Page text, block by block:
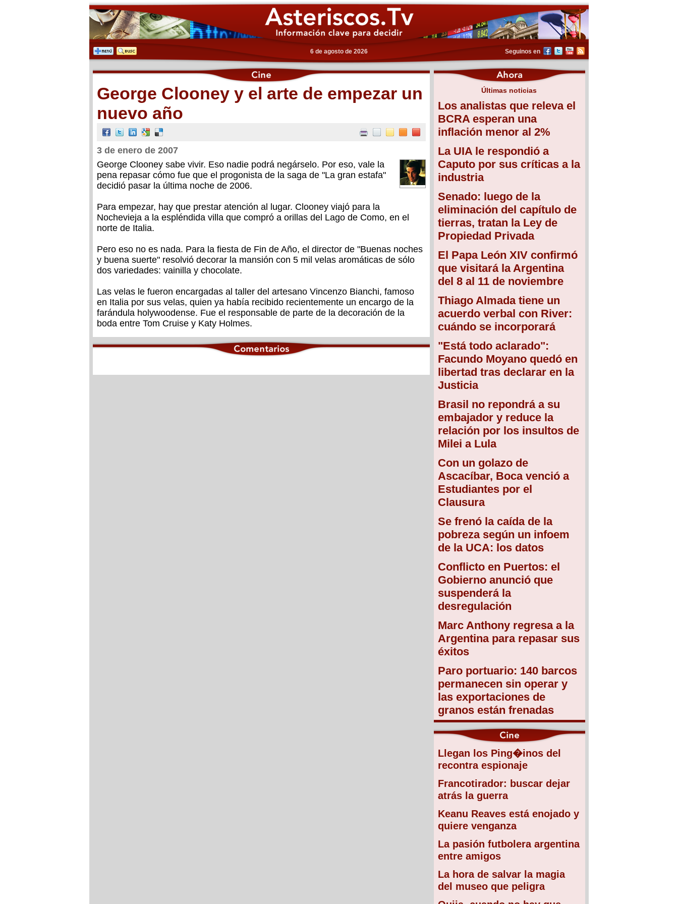
6 de agosto de 2026 Seguinos en
Últimas noticias
Los analistas que releva el
BCRA esperan una
inflación menor al 2%
La UIA le respondió a
Caputo por sus críticas a la
industria
Senado: luego de la
eliminación del capítulo de
tierras, tratan la Ley de
Propiedad Privada
El Papa León XIV confirmó
que visitará la Argentina
del 8 al 11 de noviembre
Thiago Almada tiene un
acuerdo verbal con River:
cuándo se incorporará
"Está todo aclarado":
Facundo Moyano quedó en
libertad tras declarar en la
Justicia
Brasil no repondrá a su
embajador y reduce la
relación por los insultos de
Milei a Lula
Con un golazo de
Ascacíbar, Boca venció a
Estudiantes por el
Clausura
Se frenó la caída de la
pobreza según un infoem
de la UCA: los datos
Conflicto en Puertos: el
Gobierno anunció que
suspenderá la
desregulación
Marc Anthony regresa a la
Argentina para repasar sus
éxitos
Paro portuario: 140 barcos
permanecen sin operar y
las exportaciones de
granos están frenadas
Llegan los Ping�inos del
recontra espionaje
Francotirador: buscar dejar
atrás la guerra
Keanu Reaves está enojado y
quiere venganza
La pasión futbolera argentina
entre amigos
La hora de salvar la magia
del museo que peligra
George Clooney y el arte de empezar un
nuevo año
3 de enero de 2007
George Clooney sabe vivir. Eso nadie podrá negárselo. Por eso, vale la
pena repasar cómo fue que el progonista de la saga de "La gran estafa"
decidió pasar la última noche de 2006.
Para empezar, hay que prestar atención al lugar. Clooney viajó para la
Nochevieja a la espléndida villa que compró a orillas del Lago de Como, en el
norte de Italia.
Pero eso no es nada. Para la fiesta de Fin de Año, el director de "Buenas noches
y buena suerte" resolvió decorar la mansión con 5 mil velas aromáticas de sólo
dos variedades: vainilla y chocolate.
Las velas le fueron encargadas al taller del artesano Vincenzo Bianchi, famoso
en Italia por sus velas, quien ya había recibido recientemente un encargo de la
farándula holywoodense. Fue el responsable de parte de la decoración de la
boda entre Tom Cruise y Katy Holmes.